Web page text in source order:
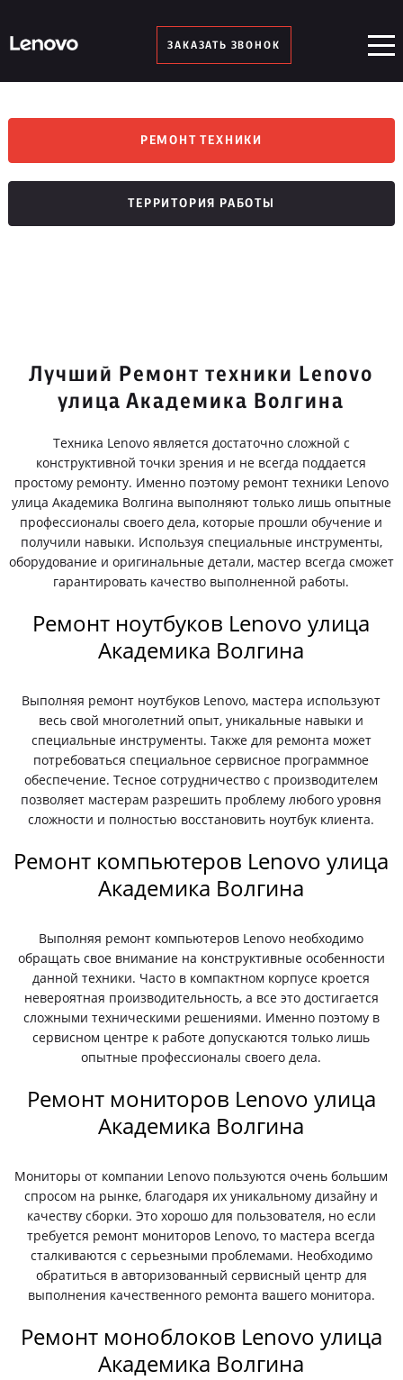
ЗАКАЗАТЬ ЗВОНОК
РЕМОНТ ТЕХНИКИ
ТЕРРИТОРИЯ РАБОТЫ
Лучший Ремонт техники Lenovo
улица Академика Волгина
Техника Lenovo является достаточно сложной с
конструктивной точки зрения и не всегда поддается
простому ремонту. Именно поэтому ремонт техники Lenovo
улица Академика Волгина выполняют только лишь опытные
профессионалы своего дела, которые прошли обучение и
получили навыки. Используя специальные инструменты,
оборудование и оригинальные детали, мастер всегда сможет
гарантировать качество выполненной работы.
Ремонт ноутбуков Lenovo улица
Академика Волгина
Выполняя ремонт ноутбуков Lenovo, мастера используют
весь свой многолетний опыт, уникальные навыки и
специальные инструменты. Также для ремонта может
потребоваться специальное сервисное программное
обеспечение. Тесное сотрудничество с производителем
позволяет мастерам разрешить проблему любого уровня
сложности и полностью восстановить ноутбук клиента.
Ремонт компьютеров Lenovo улица
Академика Волгина
Выполняя ремонт компьютеров Lenovo необходимо
обращать свое внимание на конструктивные особенности
данной техники. Часто в компактном корпусе кроется
невероятная производительность, а все это достигается
сложными техническими решениями. Именно поэтому в
сервисном центре к работе допускаются только лишь
опытные профессионалы своего дела.
Ремонт мониторов Lenovo улица
Академика Волгина
Мониторы от компании Lenovo пользуются очень большим
спросом на рынке, благодаря их уникальному дизайну и
качеству сборки. Это хорошо для пользователя, но если
требуется ремонт мониторов Lenovo, то мастера всегда
сталкиваются с серьезными проблемами. Необходимо
обратиться в авторизованный сервисный центр для
выполнения качественного ремонта вашего монитора.
Ремонт моноблоков Lenovo улица
Академика Волгина